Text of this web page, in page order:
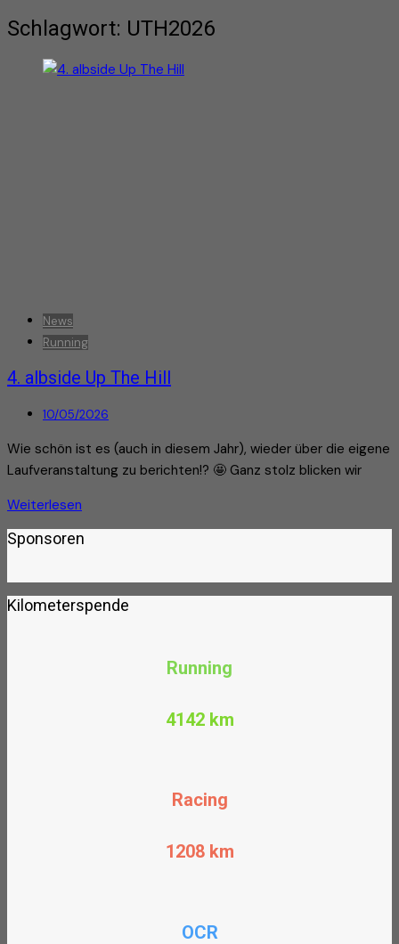
Schlagwort: UTH2026
News
Running
4. albside Up The Hill
10/05/2026
Wie schön ist es (auch in diesem Jahr), wieder über die eigene
Laufveranstaltung zu berichten!? 🤩 Ganz stolz blicken wir
Weiterlesen
Sponsoren
Kilometerspende
Running
4142 km
Racing
1208 km
OCR